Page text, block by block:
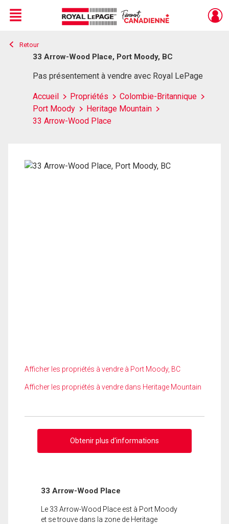
Live
En Direct
Menu
Retour
33 Arrow-Wood Place, Port Moody, BC
Pas présentement à vendre avec Royal LePage
Accueil Propriétés
Colombie-Britannique
Port Moody
Heritage Mountain
33 Arrow-Wood Place
Afficher les propriétés à vendre à Port Moody, BC
Afficher les propriétés à vendre dans Heritage Mountain
Obtenir plus d'informations
33 Arrow-Wood Place
Le 33 Arrow-Wood Place est à Port Moody
et se trouve dans la zone de Heritage